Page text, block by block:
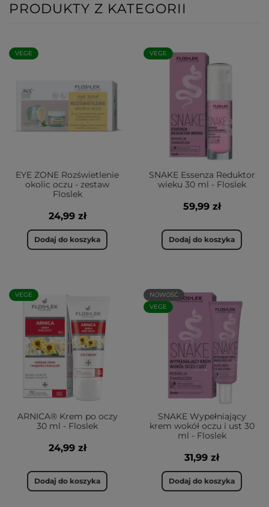
PRODUKTY Z KATEGORII
VEGE
EYE ZONE Rozświetlenie
okolic oczu - zestaw
Floslek
24,99 zł
Dodaj do koszyka
VEGE
SNAKE Essenza Reduktor
wieku 30 ml - Floslek
59,99 zł
Dodaj do koszyka
VEGE
ARNICA® Krem po oczy
30 ml - Floslek
24,99 zł
Dodaj do koszyka
NOWOŚĆ
VEGE
SNAKE Wypełniający
krem wokół oczu i ust 30
ml - Floslek
31,99 zł
Dodaj do koszyka